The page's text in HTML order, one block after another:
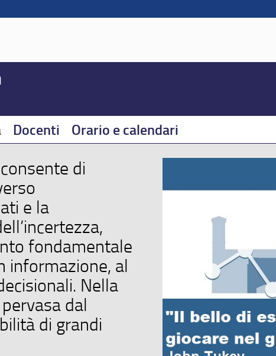
Docenti Orario e calendari
di
e la
fondamentale
informazione, al
Nella
dal
di grandi